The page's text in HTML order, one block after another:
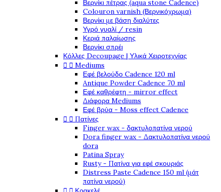
Βερνίκι πέτρας (aqua stone Cadence)
Colouron varnish (Βερνικόχρωμα)
Βερνίκι με βάση διαλύτες
Υγρό γυαλί / resin
Κεριά παλαίωσης
Βερνίκι σπρέι
Κόλλες Decoupage | Υλικά Χειροτεχνίας
  Mediums
Εφέ βελούδο Cadence 120 ml
Antique Powder Cadence 70 ml
Εφέ καθρέφτη - mirror effect
Διάφορα Mediums
Εφέ βρύα - Moss effect Cadence
  Πατίνες
Finger wax - δακτυλοπατίνα νερού
Dora finger wax - Δακτυλοπατίνα νερού
dora
Patina Spray
Rusty - Πατίνα για εφέ σκουριάς
Distress Paste Cadence 150 ml (μάτ
πατίνα νερού)